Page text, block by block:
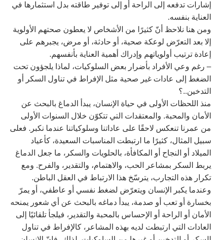
إشارات تدفعه إلى الراحة أو إلى توفير طاقته بدل استثمارها في
العناية بنفسه.
ومن هنا نلاحظ أنّ كثيرًا من الأشخاص لا يعطون صحتهم الأولوية
إلا بعد التعرّض لوعكة صحية، أو حادثة، أو مرض، يجبرهم على
إعادة ترتيب أولوياتهم وإدراك أهمية العناية بأنفسهم.
– رغم وعي الأفراد بأضرار بعض السلوكيات، لماذا يلجؤون تحت
الضغط إلى عادات غير صحية مثل الإفراط في تناول السكر أو
التدخين..؟
منذ اللحظات الأولى في حياة الإنسان، يبدأ الدماغ بالبحث عن
الأمان والمحبة. والمعتقدات التي تتكوّن خلال السنوات الأولى
من عمرنا تنعكس لاحقًا على عاداتنا وسلوكياتنا عندما نكبر. فعلى
سبيل المثال، كثيرًا ما ارتبطت المناسبات السعيدة، كأعياد
الميلاد أو النجاح أو المكافأة، بالحلويات والسكر، ما جعل الدماغ
يربط السكر بمشاعر الحب، والاهتمام، والتقدير، والفرح. ومع
تكرار هذه التجارب، يترسّخ هذا الارتباط في العقل الباطن.
وعندما يكبر الإنسان ويتعرّض لضغط نفسي أو عاطفي، أو يمرّ
بخسارة أو تعب أو صدمة، يبدأ دماغه بالبحث عن أي شعور يمنحه
الأمان أو الراحة أو الإحساس بالمحبة والتقدير، فيلجأ تلقائيًا إلى
العادات التي ارتبطت لديه بهذه المشاعر، كالإفراط في تناول